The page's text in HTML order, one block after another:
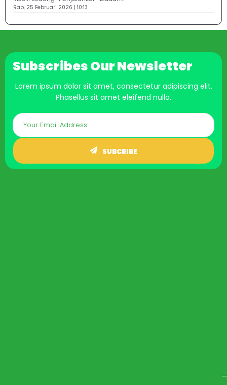
Rab, 25 Februari 2026 | 10:13
Subscribes Our Newsletter
Lorem ipsum dolor sit amet, consectetur adipiscing elit.
Phasellus sit amet eleifend nulla.
SUBCRIBE